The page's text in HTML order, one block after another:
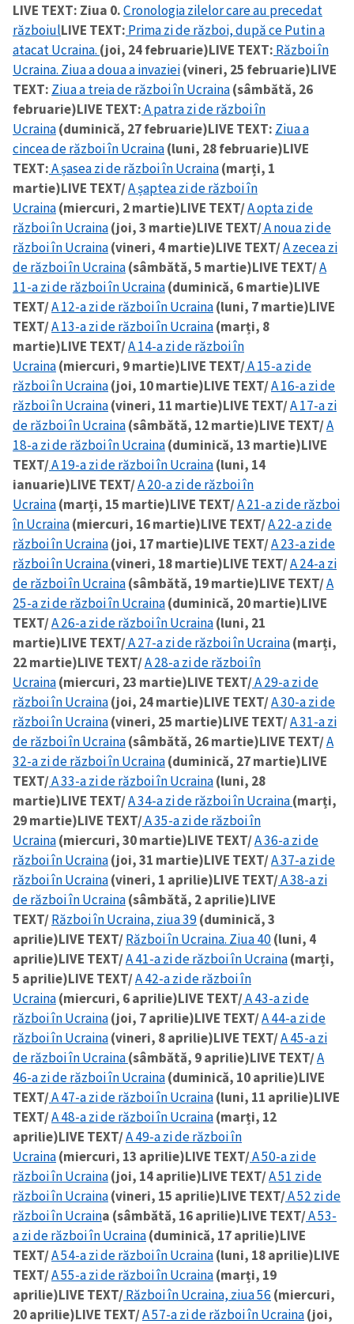
LIVE TEXT: Ziua 0.Cronologia zilelor care au precedat
războiulLIVE TEXT: Prima zi de război, după ce Putin a
atacat Ucraina. (joi, 24 februarie)LIVE TEXT: Război în
Ucraina. Ziua a doua a invaziei(vineri, 25 februarie)LIVE
TEXT: Ziua a treia de război în Ucraina(sâmbătă, 26
februarie)LIVE TEXT:A patra zi de război în
Ucraina(duminică, 27 februarie)LIVE TEXT: Ziua a
cincea de război în Ucraina(luni, 28 februarie)LIVE
TEXT:A șasea zi de război în Ucraina(marți, 1
martie)LIVE TEXT/A șaptea zi de război în
Ucraina(miercuri, 2 martie)LIVE TEXT/A opta zi de
război în Ucraina(joi, 3 martie)LIVE TEXT/A noua zi de
război în Ucraina(vineri, 4 martie)LIVE TEXT/A zecea zi
de război în Ucraina(sâmbătă, 5 martie)LIVE TEXT/A
11-a zi de război în Ucraina(duminică, 6 martie)LIVE
TEXT/A 12-a zi de război în Ucraina(luni, 7 martie)LIVE
TEXT/A 13-a zi de război în Ucraina(marți, 8
martie)LIVE TEXT/A 14-a zi de război în
Ucraina(miercuri, 9 martie)LIVE TEXT/A 15-a zi de
război în Ucraina(joi, 10 martie)LIVE TEXT/A 16-a zi de
război în Ucraina(vineri, 11 martie)LIVE TEXT/A 17-a zi
de război în Ucraina(sâmbătă, 12 martie)LIVE TEXT/A
18-a zi de război în Ucraina(duminică, 13 martie)LIVE
TEXT/A 19-a zi de război în Ucraina(luni, 14
ianuarie)LIVE TEXT/A 20-a zi de război în
Ucraina(marți, 15 martie)LIVE TEXT/A 21-a zi de război
în Ucraina(miercuri, 16 martie)LIVE TEXT/A 22-a zi de
război în Ucraina(joi, 17 martie)LIVE TEXT/A 23-a zi de
război în Ucraina(vineri, 18 martie)LIVE TEXT/A 24-a zi
de război în Ucraina(sâmbătă, 19 martie)LIVE TEXT/A
25-a zi de război în Ucraina(duminică, 20 martie)LIVE
TEXT/A 26-a zi de război în Ucraina(luni, 21
martie)LIVE TEXT/A 27-a zi de război în Ucraina(marți,
22 martie)LIVE TEXT/A 28-a zi de război în
Ucraina(miercuri, 23 martie)LIVE TEXT/A 29-a zi de
război în Ucraina(joi, 24 martie)LIVE TEXT/A 30-a zi de
război în Ucraina(vineri, 25 martie)LIVE TEXT/A 31-a zi
de război în Ucraina(sâmbătă, 26 martie)LIVE TEXT/A
32-a zi de război în Ucraina(duminică, 27 martie)LIVE
TEXT/A 33-a zi de război în Ucraina(luni, 28
martie)LIVE TEXT/A 34-a zi de război în Ucraina(marți,
29 martie)LIVE TEXT/A 35-a zi de război în
Ucraina(miercuri, 30 martie)LIVE TEXT/A 36-a zi de
război în Ucraina(joi, 31 martie)LIVE TEXT/A 37-a zi de
război în Ucraina(vineri, 1 aprilie)LIVE TEXT/A 38-a zi
de război în Ucraina(sâmbătă, 2 aprilie)LIVE
TEXT/Război în Ucraina, ziua 39(duminică, 3
aprilie)LIVE TEXT/Război în Ucraina. Ziua 40(luni, 4
aprilie)LIVE TEXT/A 41-a zi de război în Ucraina(marți,
5 aprilie)LIVE TEXT/A 42-a zi de război în
Ucraina(miercuri, 6 aprilie)LIVE TEXT/A 43-a zi de
război în Ucraina(joi, 7 aprilie)LIVE TEXT/A 44-a zi de
război în Ucraina(vineri, 8 aprilie)LIVE TEXT/A 45-a zi
de război în Ucraina(sâmbătă, 9 aprilie)LIVE TEXT/A
46-a zi de război în Ucraina(duminică, 10 aprilie)LIVE
TEXT/A 47-a zi de război în Ucraina(luni, 11 aprilie)LIVE
TEXT/A 48-a zi de război în Ucraina(marți, 12
aprilie)LIVE TEXT/A 49-a zi de război în
Ucraina(miercuri, 13 aprilie)LIVE TEXT/A 50-a zi de
război în Ucraina(joi, 14 aprilie)LIVE TEXT/A 51 zi de
război în Ucraina(vineri, 15 aprilie)LIVE TEXT/A 52 zi de
război în Ucraina (sâmbătă, 16 aprilie)LIVE TEXT/A 53-
a zi de război în Ucraina(duminică, 17 aprilie)LIVE
TEXT/A 54-a zi de război în Ucraina(luni, 18 aprilie)LIVE
TEXT/A 55-a zi de război în Ucraina(marți, 19
aprilie)LIVE TEXT/Război în Ucraina, ziua 56 (miercuri,
20 aprilie)LIVE TEXT/A 57-a zi de război în Ucraina(joi,